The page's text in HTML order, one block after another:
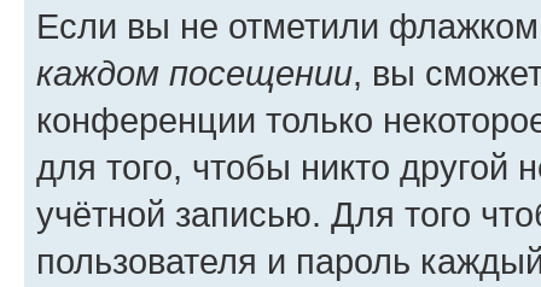
Если вы не отметили
каждом посещении, вы
конференции только
для того, чтобы никто другой
учётной записью. Для того
пользователя и пароль